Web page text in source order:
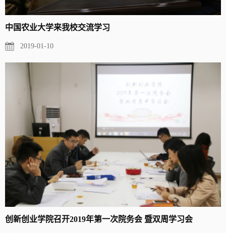
中国农业大学来我校交流学习
2019-01-10
创新创业学院召开2019年第一次院务会 暨双周学习会